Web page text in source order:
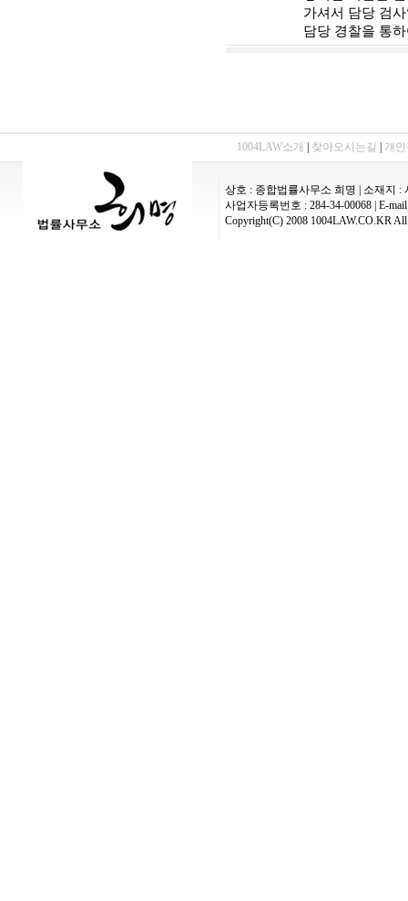
가셔서 담당 검
담당 경찰을 통
1004LAW소개 찾아오시는길 개
상호 : 종합법률사무소 희명 | 소재지 :
사업자등록번호 : 284-34-00068 | E-
Copyright(C) 2008 1004LAW.CO.KR All